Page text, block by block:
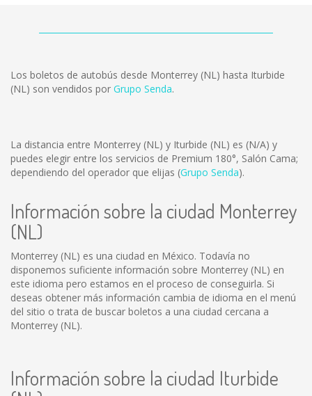
Los boletos de autobús desde Monterrey (NL) hasta Iturbide
(NL) son vendidos por Grupo Senda.
La distancia entre Monterrey (NL) y Iturbide (NL) es (N/A) y
puedes elegir entre los servicios de Premium 180°, Salón Cama;
dependiendo del operador que elijas (Grupo Senda).
Información sobre la ciudad Monterrey
(NL)
Monterrey (NL) es una ciudad en México. Todavía no
disponemos suficiente información sobre Monterrey (NL) en
este idioma pero estamos en el proceso de conseguirla. Si
deseas obtener más información cambia de idioma en el menú
del sitio o trata de buscar boletos a una ciudad cercana a
Monterrey (NL).
Información sobre la ciudad Iturbide